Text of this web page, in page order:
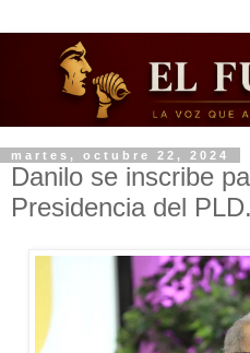
martes, octubre 22, 2024
Danilo se inscribe
Presidencia del PLD.